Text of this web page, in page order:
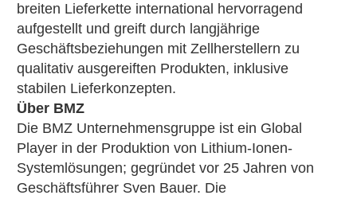
breiten Lieferkette international hervorragend
aufgestellt und greift durch langjährige
Geschäftsbeziehungen mit Zellherstellern zu
qualitativ ausgereiften Produkten, inklusive
stabilen Lieferkonzepten.
Über BMZ
Die BMZ Unternehmensgruppe ist ein Global
Player in der Produktion von Lithium-Ionen-
Systemlösungen; gegründet vor 25 Jahren von
Geschäftsführer Sven Bauer. Die